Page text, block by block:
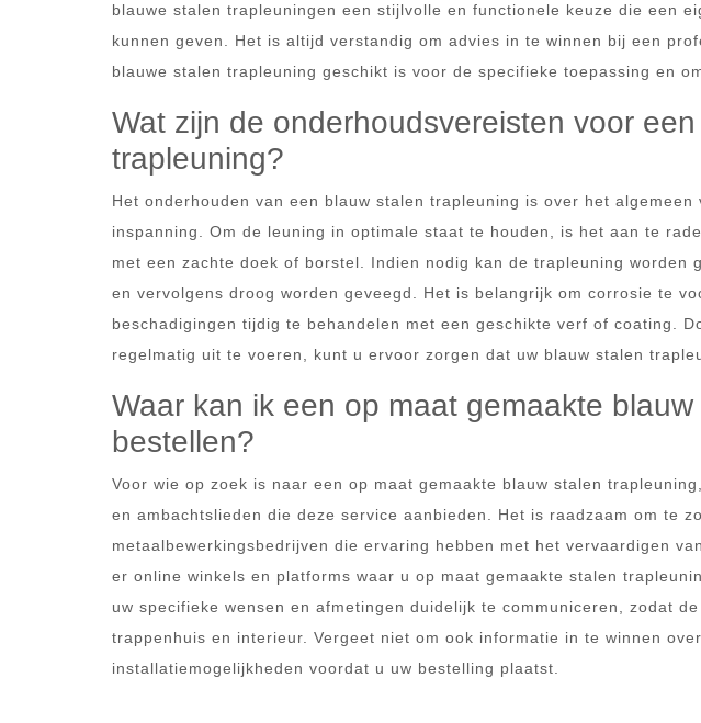
blauwe stalen trapleuningen een stijlvolle en functionele keuze die een
kunnen geven. Het is altijd verstandig om advies in te winnen bij een
blauwe stalen trapleuning geschikt is voor de specifieke toepassing en
Wat zijn de onderhoudsvereisten voor
trapleuning?
Het onderhouden van een blauw stalen trapleuning is over het
inspanning. Om de leuning in optimale staat te houden, is het aan te
met een zachte doek of borstel. Indien nodig kan de trapleuning worden
en vervolgens droog worden geveegd. Het is belangrijk om corrosie te
beschadigingen tijdig te behandelen met een geschikte verf of coating.
regelmatig uit te voeren, kunt u ervoor zorgen dat uw blauw stalen
Waar kan ik een op maat gemaakte
bestellen?
Voor wie op zoek is naar een op maat gemaakte blauw stalen
en ambachtslieden die deze service aanbieden. Het is raadzaam om te
metaalbewerkingsbedrijven die ervaring hebben met het vervaardigen
er online winkels en platforms waar u op maat gemaakte stalen
uw specifieke wensen en afmetingen duidelijk te communiceren, zodat
trappenhuis en interieur. Vergeet niet om ook informatie in te winnen
installatiemogelijkheden voordat u uw bestelling plaatst.